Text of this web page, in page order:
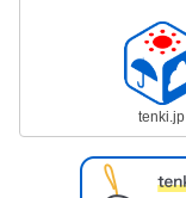
tenki.jp